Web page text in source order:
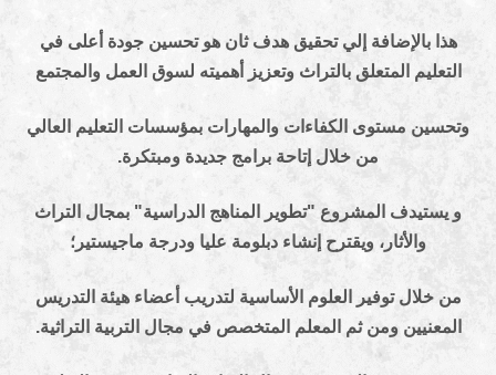
إلي تحقيق هدف ثان هو تحسين جودة أعلى في
المتعلق بالتراثوتعزيز أهميته لسوق العمل والمجتمع
مستوى الكفاءات والمهارات بمؤسساتالتعليم العالي
من خلال إتاحة برامج جديدة ومبتكرة.
المشروع "تطوير المناهج الدراسية" بمجال التراث
ويقترح إنشاءدبلومة عليا ودرجة ماجيستير؛
توفير العلوم الأساسية لتدريب أعضاء هيئةالتدريس
ومن ثم المعلم المتخصص في مجال التربية التراثية.